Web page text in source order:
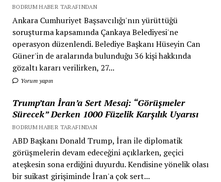
BODRUM HABER TARAFINDAN
Ankara Cumhuriyet Başsavcılığı'nın yürüttüğü
soruşturma kapsamında Çankaya Belediyesi'ne
operasyon düzenlendi. Belediye Başkanı Hüseyin Can
Güner'in de aralarında bulunduğu 36 kişi hakkında
gözaltı kararı verilirken, 27...
Yorum yapın
Trump’tan İran’a Sert Mesaj: “Görüşmeler
Sürecek” Derken 1000 Füzelik Karşılık Uyarısı
BODRUM HABER TARAFINDAN
ABD Başkanı Donald Trump, İran ile diplomatik
görüşmelerin devam edeceğini açıklarken, geçici
ateşkesin sona erdiğini duyurdu. Kendisine yönelik olası
bir suikast girişiminde İran'a çok sert...